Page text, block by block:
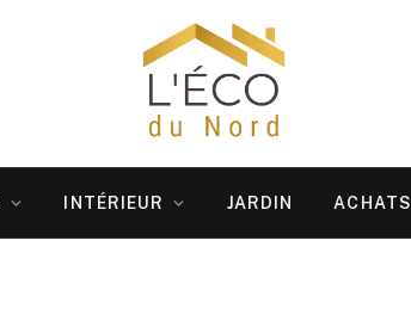
INTÉRIEUR JARDIN ACHATS